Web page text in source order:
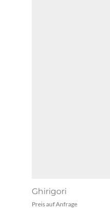
Ghirigori
Preis auf Anfrage